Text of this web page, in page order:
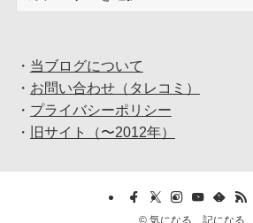
・ 当ブログについて
・ お問い合わせ（タレコミ）
・ プライバシーポリシー
・
旧サイト（〜2012年）
©気になる、記になる….